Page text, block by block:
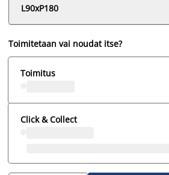
L90xP180
Toimitetaan vai noudat itse?
Toimitus
Click & Collect